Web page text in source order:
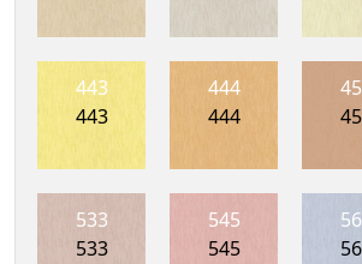
443
443
444
444
533
533
545
545